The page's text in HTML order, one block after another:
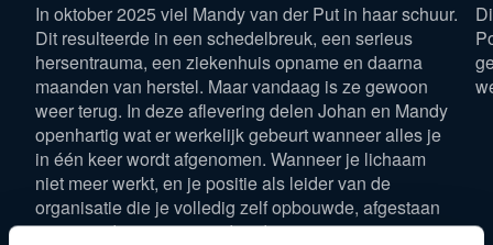
In oktober 2025 viel Mandy van der Put in haar schuur.
Dit resulteerde in een schedelbreuk, een serieus
hersentrauma, een ziekenhuis opname en daarna
maanden van herstel. Maar vandaag is ze gewoon
weer terug. In deze aflevering delen Johan en Mandy
openhartig wat er werkelijk gebeurt wanneer alles je
in één keer wordt afgenomen. Wanneer je lichaam
niet meer werkt, en je positie als leider van de
organisatie die je volledig zelf opbouwde, afgestaan
moet worden aan iemand anders.